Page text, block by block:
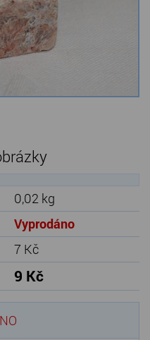
kamene
0,02 kg
Vyprodáno
7 Kč
9 Kč